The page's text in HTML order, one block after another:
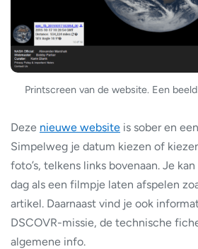
Printscreen van de website. Een
Deze nieuwe website is sober en
Simpelweg je datum kiezen of
foto’s, telkens links bovenaan. Je
dag als een filmpje laten afspelen
artikel. Daarnaast vind je ook
DSCOVR-missie, de technische
algemene info.